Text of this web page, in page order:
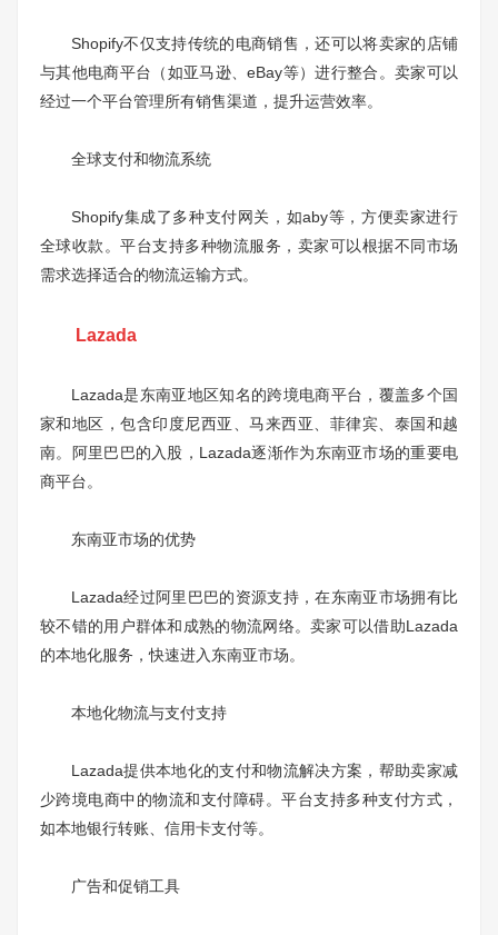
Shopify不仅支持传统的电商销售，还可以将卖家的店铺
与其他电商平台（如亚马逊、eBay等）进行整合。卖家可以
经过一个平台管理所有销售渠道，提升运营效率。
全球支付和物流系统
Shopify集成了多种支付网关，如aby等，方便卖家进行
全球收款。平台支持多种物流服务，卖家可以根据不同市场
需求选择适合的物流运输方式。
Lazada
Lazada是东南亚地区知名的跨境电商平台，覆盖多个国
家和地区，包含印度尼西亚、马来西亚、菲律宾、泰国和越
南。阿里巴巴的入股，Lazada逐渐作为东南亚市场的重要电
商平台。
东南亚市场的优势
Lazada经过阿里巴巴的资源支持，在东南亚市场拥有比
较不错的用户群体和成熟的物流网络。卖家可以借助Lazada
的本地化服务，快速进入东南亚市场。
本地化物流与支付支持
Lazada提供本地化的支付和物流解决方案，帮助卖家减
少跨境电商中的物流和支付障碍。平台支持多种支付方式，
如本地银行转账、信用卡支付等。
广告和促销工具